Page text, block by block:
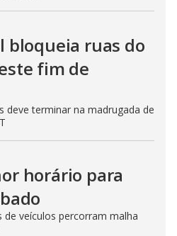
bloqueia ruas do
fim de
deve terminar na madrugada de
horário para
de veículos percorram malha